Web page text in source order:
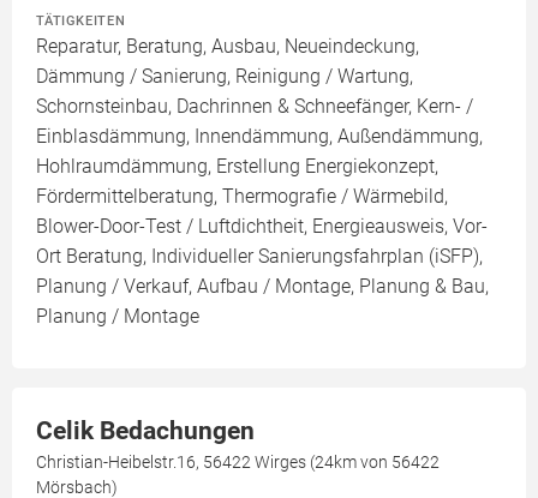
TÄTIGKEITEN
Reparatur, Beratung, Ausbau, Neueindeckung,
Dämmung / Sanierung, Reinigung / Wartung,
Schornsteinbau, Dachrinnen & Schneefänger, Kern- /
Einblasdämmung, Innendämmung, Außendämmung,
Hohlraumdämmung, Erstellung Energiekonzept,
Fördermittelberatung, Thermografie / Wärmebild,
Blower-Door-Test / Luftdichtheit, Energieausweis, Vor-
Ort Beratung, Individueller Sanierungsfahrplan (iSFP),
Planung / Verkauf, Aufbau / Montage, Planung & Bau,
Planung / Montage
Celik Bedachungen
Christian-Heibelstr.16, 56422 Wirges (24km von 56422
Mörsbach)